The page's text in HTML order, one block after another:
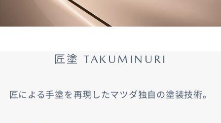
匠塗 TAKUMINURI
匠による手塗を再現したマツダ独自の塗装技術。